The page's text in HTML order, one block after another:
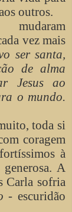
outros.
vez mais
ser santa,
de alma
Jesus ao
o mundo.
toda si
coragem
à
A
Carla sofria
- escuridão